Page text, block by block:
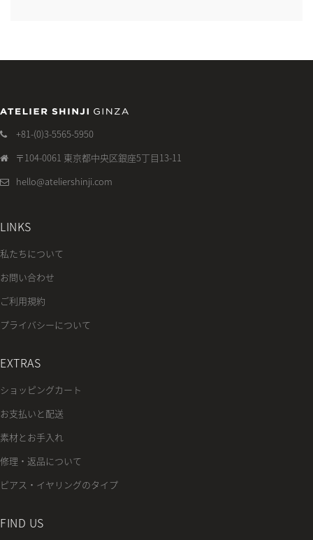
+81-(0)3-5565-5950
〒104-0061 東京都中央区銀座5丁目13-11
hello@ateliershinji.com
LINKS
私たちについて
お問い合わせ
ご利用規約
プライバシーについて
EXTRAS
ショッピングカート
お支払いと配送
素材とお手入れ
修理・返品について
ピアス・イヤリングのタイプ
FIND US